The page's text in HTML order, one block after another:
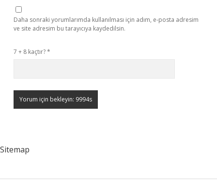
Daha sonraki yorumlarımda kullanılması için adım, e-posta adresim
ve site adresim bu tarayıcıya kaydedilsin.
7 + 8 kaçtır?*
Sitemap